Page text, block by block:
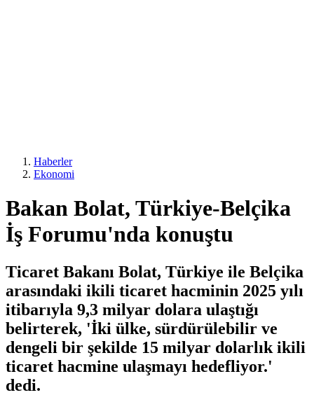
Haberler
Ekonomi
Bakan Bolat, Türkiye-Belçika
İş Forumu'nda konuştu
Ticaret Bakanı Bolat, Türkiye ile Belçika
arasındaki ikili ticaret hacminin 2025 yılı
itibarıyla 9,3 milyar dolara ulaştığı
belirterek, 'İki ülke, sürdürülebilir ve
dengeli bir şekilde 15 milyar dolarlık ikili
ticaret hacmine ulaşmayı hedefliyor.'
dedi.